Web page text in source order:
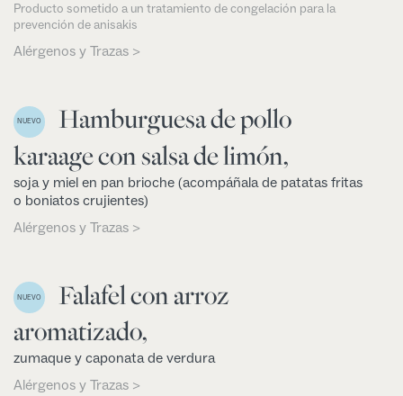
Producto sometido a un tratamiento de congelación para la
prevención de anisakis
Alérgenos y Trazas >
NUEVO
Hamburguesa de pollo
karaage con salsa de limón,
soja y miel en pan brioche (acompáñala de patatas fritas
o boniatos crujientes)
Alérgenos y Trazas >
NUEVO
Falafel con arroz
aromatizado,
zumaque y caponata de verdura
Alérgenos y Trazas >